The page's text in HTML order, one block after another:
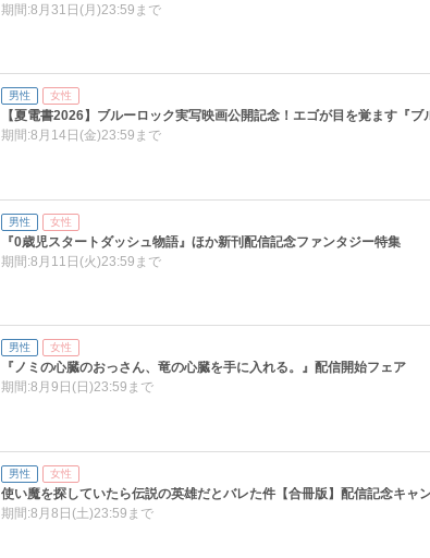
期間:8月31日(月)23:59まで
男性 女性
【夏電書2026】ブルーロック実写映画公開記念！エゴが目を覚ます『ブ
期間:8月14日(金)23:59まで
男性 女性
『0歳児スタートダッシュ物語』ほか新刊配信記念ファンタジー特集
期間:8月11日(火)23:59まで
男性 女性
『ノミの心臓のおっさん、竜の心臓を手に入れる。』配信開始フェア
期間:8月9日(日)23:59まで
男性 女性
使い魔を探していたら伝説の英雄だとバレた件【合冊版】配信記念キャ
期間:8月8日(土)23:59まで